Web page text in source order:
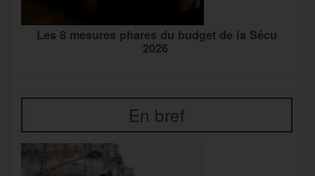
Les 8 mesures phares du budget de la Sécu
2026
En bref